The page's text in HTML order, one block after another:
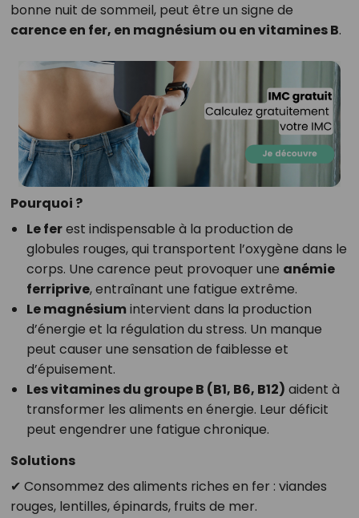
bonne nuit de sommeil, peut être un signe de
carence en fer, en magnésium ou en vitamines B.
Pourquoi ?
Le ferest indispensable à la production de
globules rouges, qui transportent l’oxygène dans le
corps. Une carence peut provoquer une anémie
ferriprive, entraînant une fatigue extrême.
Le magnésiumintervient dans la production
d’énergie et la régulation du stress. Un manque
peut causer une sensation de faiblesse et
d’épuisement.
Les vitamines du groupe B (B1, B6, B12) aident à
transformer les aliments en énergie. Leur déficit
peut engendrer une fatigue chronique.
Solutions
✔ Consommez des aliments riches en fer : viandes
rouges, lentilles, épinards, fruits de mer.